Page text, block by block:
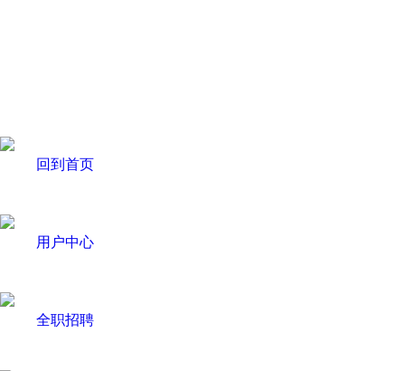
回到首页
用户中心
全职招聘